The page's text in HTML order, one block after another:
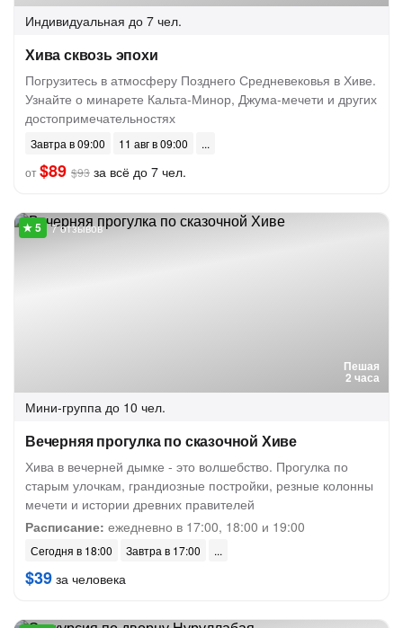
Индивидуальная до 7 чел.
Хива сквозь эпохи
Погрузитесь в атмосферу Позднего Средневековья в Хиве.
Узнайте о минарете Кальта-Минор, Джума-мечети и других
достопримечательностях
Завтра в 09:00
11 авг в 09:00
от$89 $93 за всё до 7 чел.
Пешая
2 часа
7 отзывов
Мини-группа до 10 чел.
Вечерняя прогулка по сказочной Хиве
Хива в вечерней дымке - это волшебство. Прогулка по
старым улочкам, грандиозные постройки, резные колонны
мечети и истории древних правителей
Расписание: ежедневно в 17:00, 18:00 и 19:00
Сегодня в 18:00 Завтра в 17:00
$39 за человека